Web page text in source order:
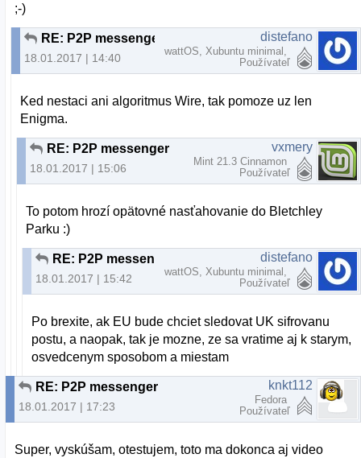
;-)
RE: P2P messenger
18.01.2017 | 14:40
distefano
wattOS, Xubuntu minimal,
Používateľ
Ked nestaci ani algoritmus Wire, tak pomoze uz len
Enigma.
RE: P2P messenger
18.01.2017 | 15:06
vxmery
Mint 21.3 Cinnamon
Používateľ
To potom hrozí opätovné nasťahovanie do Bletchley
Parku :)
RE: P2P messenger
18.01.2017 | 15:42
distefano
wattOS, Xubuntu minimal,
Používateľ
Po brexite, ak EU bude chciet sledovat UK sifrovanu
postu, a naopak, tak je mozne, ze sa vratime aj k starym,
osvedcenym sposobom a miestam
RE: P2P messenger
18.01.2017 | 17:23
knkt112
Fedora
Používateľ
Super, vyskúšam, otestujem, toto ma dokonca aj video